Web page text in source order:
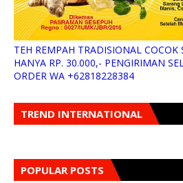
TEH REMPAH TRADISIONAL COCOK
HANYA RP. 30.000,- PENGIRIMAN
ORDER WA +62818228384
TREND INTERNATIONAL
POPULAR POSTS